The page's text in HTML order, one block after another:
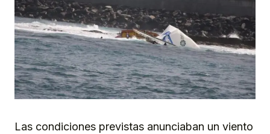
Las condiciones previstas anunciaban un viento